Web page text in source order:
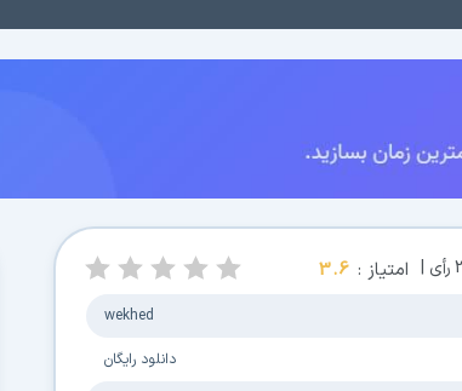
رأی | امتیاز : 3.6
wekhed
دانلود رایگان